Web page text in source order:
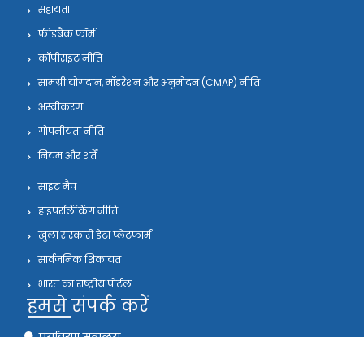
सहायता
फीडबैक फॉर्म
कॉपीराइट नीति
सामग्री योगदान, मॉडरेशन और अनुमोदन (CMAP) नीति
अस्वीकरण
गोपनीयता नीति
नियम और शर्तें
साइट मैप
हाइपरलिंकिंग नीति
खुला सरकारी डेटा प्लेटफार्म
सार्वजनिक शिकायत
भारत का राष्ट्रीय पोर्टल
हमसे संपर्क करें